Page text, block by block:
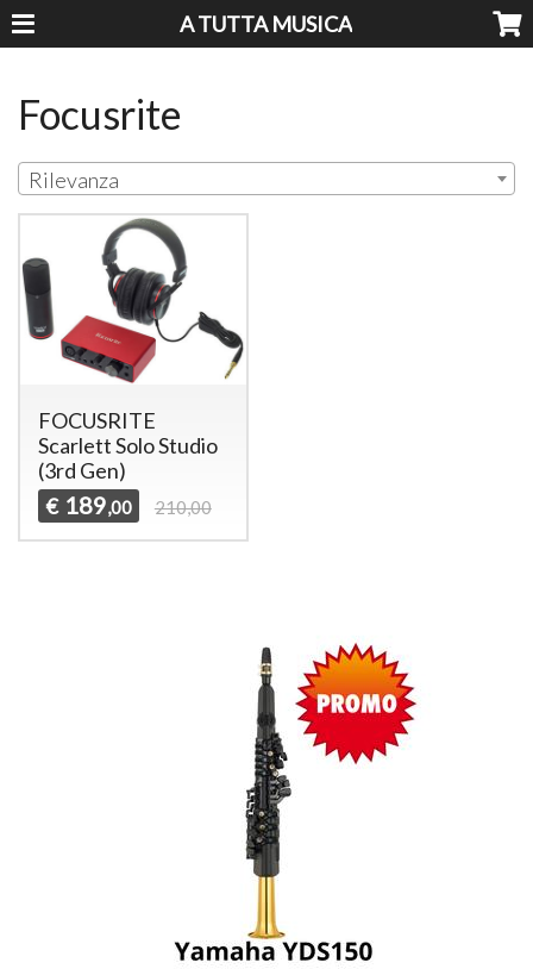
A TUTTA MUSICA
Focusrite
Rilevanza
FOCUSRITE
Scarlett Solo Studio
(3rd Gen)
€ 189,00 210,00